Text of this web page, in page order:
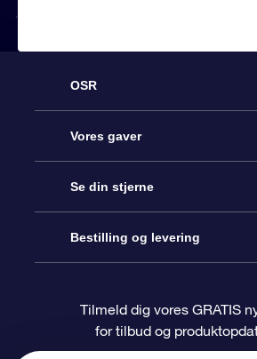
OSR
Kundeservice
Kontakt os
Bloggen
Anmeldelser
Vores gaver
Online Stjernegave
OSR Gavepakke
OSR Gavekortet
Se din stjerne
Star Register
Personliggjort Stjerneside
Bestilling og levering
Betalingsinformation
Tilmeld dig vores GRATIS
for tilbud og